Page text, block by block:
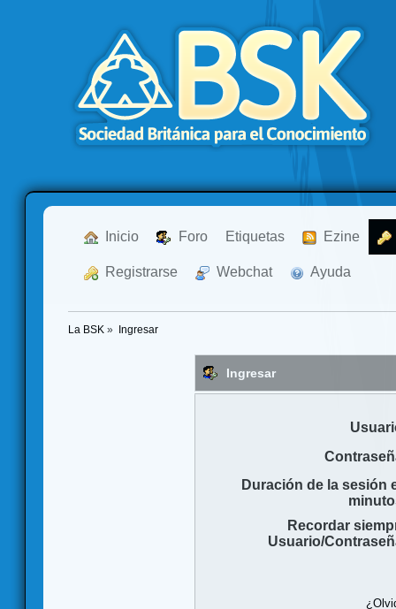
Inicio Foro Etiquetas Ezine
Registrarse Webchat Ayuda
La BSK » Ingresar
Ingresar
Duración de la sesión
Recordar
Usuario/